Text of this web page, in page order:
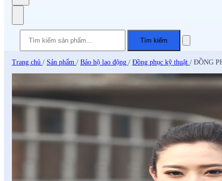
Tìm kiếm
Trang chủ / Sản phẩm / Bảo hộ lao động / Đồng phục kỹ thuật / ĐỒNG